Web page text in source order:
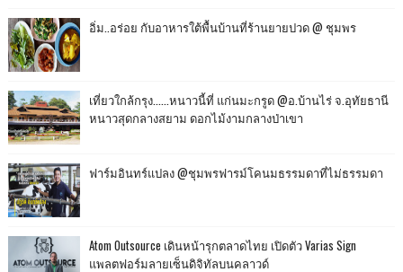
อิ่ม..อร่อย กับอาหารใต้พื้นบ้านที่ร้านยายปวด @ ชุมพร
เที่ยวใกล้กรุง......หนาวนี้ที่ แก่นมะกรูด @อ.บ้านไร่ จ.อุทัยธานี
หนาวสุดกลางสยาม ดอกไม้งามกลางป่าเขา
ฟาร์มอินทร์แปลง @ชุมพรฟารม์โคนมธรรมดาที่ไม่ธรรมดา
Atom Outsource เดินหน้ารุกตลาดไทย เปิดตัว Varias Sign
แพลตฟอร์มลายเซ็นดิจิทัลบนคลาวด์